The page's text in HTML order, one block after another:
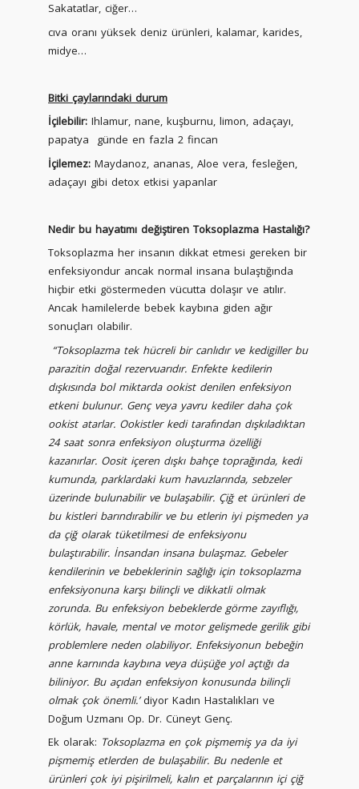
Sakatatlar, ciğer…
cıva oranı yüksek deniz ürünleri, kalamar, karides,
midye…
Bitki çaylarındaki durum
İçilebilir: Ihlamur, nane, kuşburnu, limon, adaçayı,
papatya günde en fazla 2 fincan
İçilemez: Maydanoz, ananas, Aloe vera, fesleğen,
adaçayı gibi detox etkisi yapanlar
Nedir bu hayatımı değiştiren Toksoplazma Hastalığı?
Toksoplazma her insanın dikkat etmesi gereken bir
enfeksiyondur ancak normal insana bulaştığında
hiçbir etki göstermeden vücutta dolaşır ve atılır.
Ancak hamilelerde bebek kaybına giden ağır
sonuçları olabilir.
“Toksoplazma tek hücreli bir canlıdır ve kedigiller bu
parazitin doğal rezervuarıdır. Enfekte kedilerin
dışkısında bol miktarda ookist denilen enfeksiyon
etkeni bulunur. Genç veya yavru kediler daha çok
ookist atarlar. Ookistler kedi tarafından dışkıladıktan
24 saat sonra enfeksiyon oluşturma özelliği
kazanırlar. Oosit içeren dışkı bahçe toprağında, kedi
kumunda, parklardaki kum havuzlarında, sebzeler
üzerinde bulunabilir ve bulaşabilir. Çiğ et ürünleri de
bu kistleri barındırabilir ve bu etlerin iyi pişmeden ya
da çiğ olarak tüketilmesi de enfeksiyonu
bulaştırabilir. İnsandan insana bulaşmaz. Gebeler
kendilerinin ve bebeklerinin sağlığı için toksoplazma
enfeksiyonuna karşı bilinçli ve dikkatli olmak
zorunda. Bu enfeksiyon bebeklerde görme zayıflığı,
körlük, havale, mental ve motor gelişmede gerilik gibi
problemlere neden olabiliyor. Enfeksiyonun bebeğin
anne karnında kaybına veya düşüğe yol açtığı da
biliniyor. Bu açıdan enfeksiyon konusunda bilinçli
olmak çok önemli.’diyor Kadın Hastalıkları ve
Doğum Uzmanı Op. Dr. Cüneyt Genç.
Ek olarak: Toksoplazma en çok pişmemiş ya da iyi
pişmemiş etlerden de bulaşabilir. Bu nedenle et
ürünleri çok iyi pişirilmeli, kalın et parçalarının içi çiğ